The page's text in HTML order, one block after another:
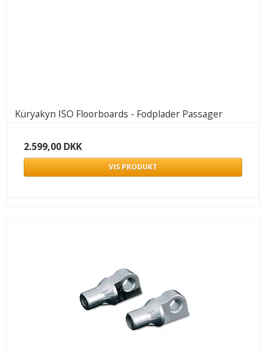
Küryakyn ISO Floorboards - Fodplader Passager
2.599,00 DKK
VIS PRODUKT